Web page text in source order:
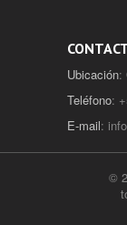
Ubicación:
Teléfono:
E-mail:
©